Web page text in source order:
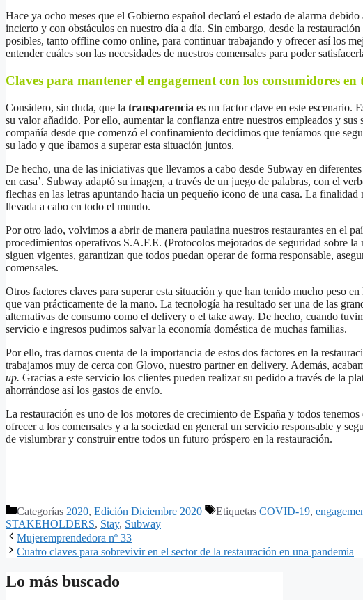
Hace ya ocho meses que el Gobierno español declaró el estado de alarma
incierto y con obstáculos en nuestro día a día. Sin embargo, desde la
posibles, tanto offline como online, para continuar trabajando y ofrecer así los
entender cuáles son las necesidades de nuestros comensales para poder
Claves para mantener el engagement con los consumidores en
Considero, sin duda, que la transparencia es un factor clave en este escenario.
su valor añadido. Por ello, aumentar la confianza entre nuestros empleados y
compañía desde que comenzó el confinamiento decidimos que teníamos que
su lado y que íbamos a superar esta situación juntos.
De hecho, una de las iniciativas que llevamos a cabo desde Subway en
en casa’. Subway adaptó su imagen, a través de un juego de palabras, con el
flechas en las letras apuntando hacia un pequeño icono de una casa. La
llevada a cabo en todo el mundo.
Por otro lado, volvimos a abrir de manera paulatina nuestros restaurantes en el
procedimientos operativos S.A.F.E. (Protocolos mejorados de seguridad sobre
siguen vigentes, garantizan que todos puedan operar de forma responsable,
comensales.
Otros factores claves para superar esta situación y que han tenido mucho peso
que van prácticamente de la mano. La tecnología ha resultado ser una de las
alternativas de consumo como el delivery o el take away. De hecho, cuando
servicio e ingresos pudimos salvar la economía doméstica de muchas familias.
Por ello, tras darnos cuenta de la importancia de estos dos factores en la
trabajamos muy de cerca con Glovo, nuestro partner en delivery. Además,
up. Gracias a este servicio los clientes pueden realizar su pedido a través de la
ahorrándose así los gastos de envío.
La restauración es uno de los motores de crecimiento de España y todos
ofrecer a los comensales y a la sociedad en general un servicio responsable y
de vislumbrar y construir entre todos un futuro próspero en la restauración.
Categorías 2020, Edición Diciembre 2020 Etiquetas COVID-19,
STAKEHOLDERS, Stay, Subway
Mujeremprendedora nº 33
Cuatro claves para sobrevivir en el sector de la restauración en una pandemia
Lo más buscado